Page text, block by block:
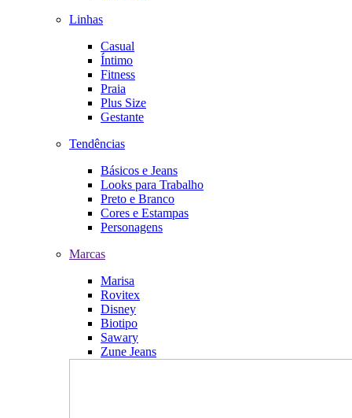
Linhas
Casual
Íntimo
Fitness
Praia
Plus Size
Gestante
Tendências
Básicos e Jeans
Looks para Trabalho
Preto e Branco
Cores e Estampas
Personagens
Marcas
Marisa
Rovitex
Disney
Biotipo
Sawary
Zune Jeans